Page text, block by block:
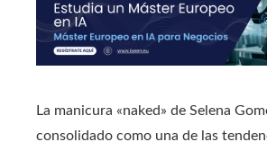
La manicura «naked» de Selena
consolidado como una de las